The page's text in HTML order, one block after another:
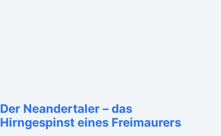
Der Neandertaler – das
Hirngespinst eines Freimaurers